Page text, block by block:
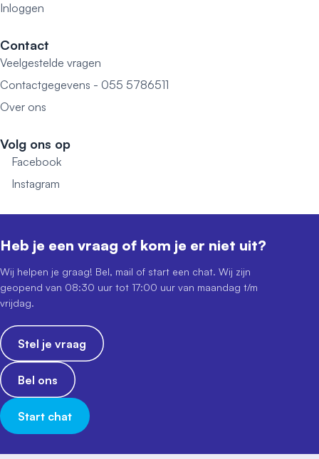
Inloggen
Contact
Veelgestelde vragen
Contactgegevens - 055 5786511
Over ons
Volg ons op
Facebook
Instagram
Heb je een vraag of kom je er niet uit?
Wij helpen je graag! Bel, mail of start een chat. Wij zijn
geopend van 08:30 uur tot 17:00 uur van maandag t/m
vrijdag.
Stel je vraag
Bel ons
Start chat